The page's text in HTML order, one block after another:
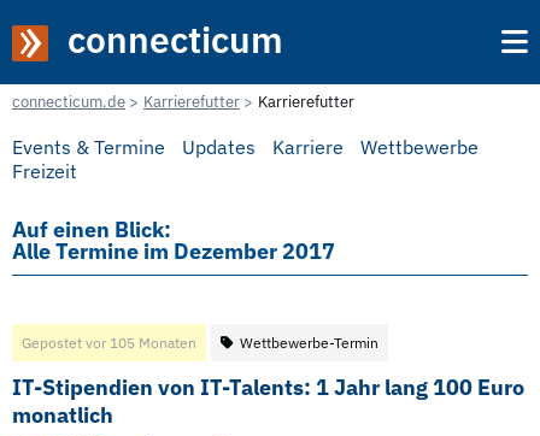
connecticum
connecticum.de Karrierefutter Karrierefutter
Events & Termine Updates Karriere
Wettbewerbe
Freizeit
Auf einen Blick:
Alle Termine im Dezember 2017
Gepostet vor 105 Monaten Wettbewerbe-Termin
IT-Stipendien von IT-Talents: 1 Jahr lang 100 Euro
monatlich